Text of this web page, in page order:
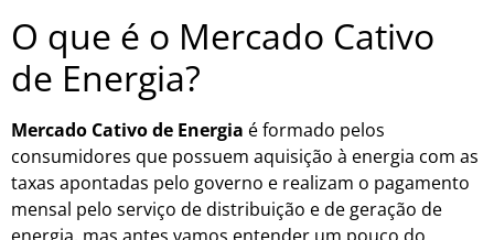
O que é o Mercado Cativo
de Energia?
Mercado Cativo de Energia é formado pelos
consumidores que possuem aquisição à energia com as
taxas apontadas pelo governo e realizam o pagamento
mensal pelo serviço de distribuição e de geração de